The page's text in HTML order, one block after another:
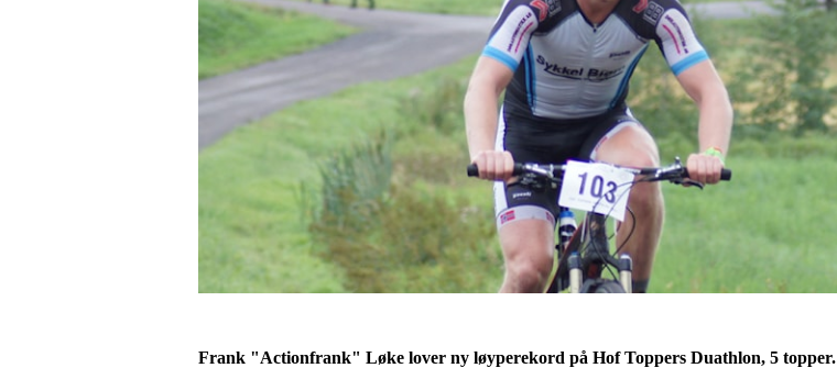
Frank "Actionfrank" Løke lover ny løyperekord på Hof Toppers Duathlon, 5 topper.